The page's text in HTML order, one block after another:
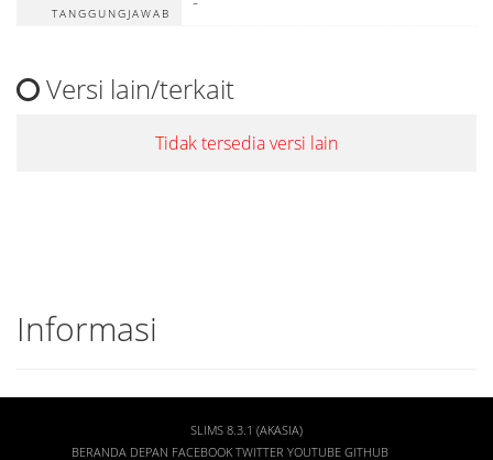
TANGGUNGJAWAB
Versi lain/terkait
Tidak tersedia versi lain
Informasi
SLIMS 8.3.1 (AKASIA)
BERANDA DEPAN FACEBOOK TWITTER YOUTUBE GITHUB